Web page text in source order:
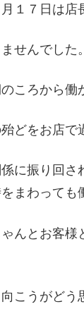
１７日は店
せんでした。
ころから働
どをお店で
に振り回
まわっても
んとお客
こうがど